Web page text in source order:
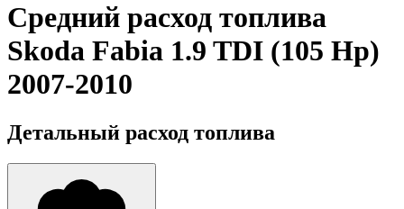
Средний расход топлива
Skoda Fabia 1.9 TDI (105 Hp)
2007-2010
Детальный расход топлива